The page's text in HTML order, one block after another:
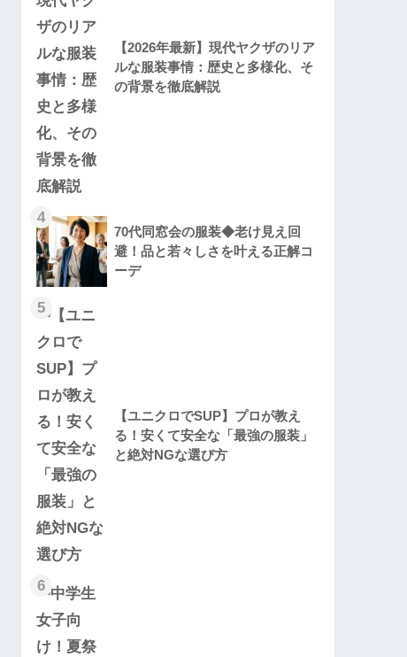
【2026年最新】現代ヤクザのリア
ルな服装事情：歴史と多様化、そ
の背景を徹底解説
4
70代同窓会の服装◆老け見え回
避！品と若々しさを叶える正解コ
ーデ
5
【ユニクロでSUP】プロが教え
る！安くて安全な「最強の服装」
と絶対NGな選び方
6